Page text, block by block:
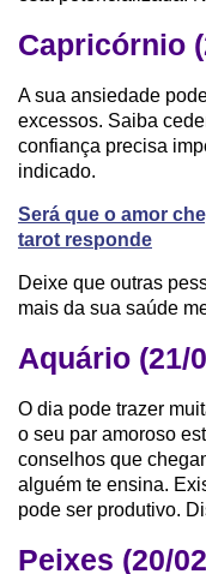
Capricórnio
A sua ansiedade
excessos. Saiba
confiança precisa
indicado.
Será que o amor
tarot responde
Deixe que outras
mais da sua saúde
Aquário (21/
O dia pode trazer
o seu par amoroso
conselhos que
alguém te ensina.
pode ser produtivo.
Peixes (20/